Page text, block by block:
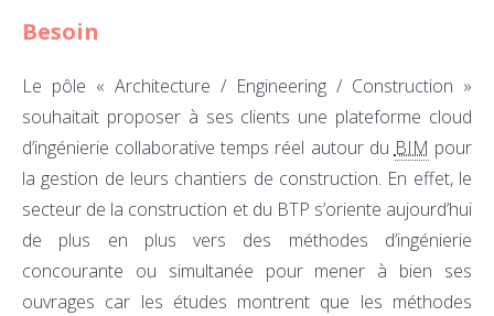
Besoin
Le pôle « Architecture / Engineering / Construction »
souhaitait proposer à ses clients une plateforme cloud
d’ingénierie collaborative temps réel autour du BIM pour
la gestion de leurs chantiers de construction. En effet, le
secteur de la construction et du BTP s’oriente aujourd’hui
de plus en plus vers des méthodes d’ingénierie
concourante ou simultanée pour mener à bien ses
ouvrages car les études montrent que les méthodes